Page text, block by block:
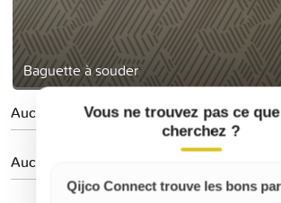
Baguette à souder
Aucune personne suivie
Aucun avis
Vous ne trouvez pas ce
cherchez ?
Qijco Connect trouve les bons